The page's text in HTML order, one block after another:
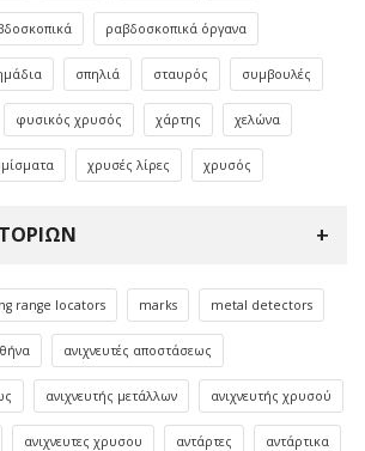
ραβδοσκοπικά όργανα
σπηλιά σταυρός συμβουλές
φυσικός χρυσός χάρτης χελώνα
χρυσές λίρες χρυσός
range locators marks metal detectors
ανιχνευτές αποστάσεως
ανιχνευτής μετάλλων ανιχνευτής χρυσού
ανιχνευτες χρυσου αντάρτες αντάρτικα